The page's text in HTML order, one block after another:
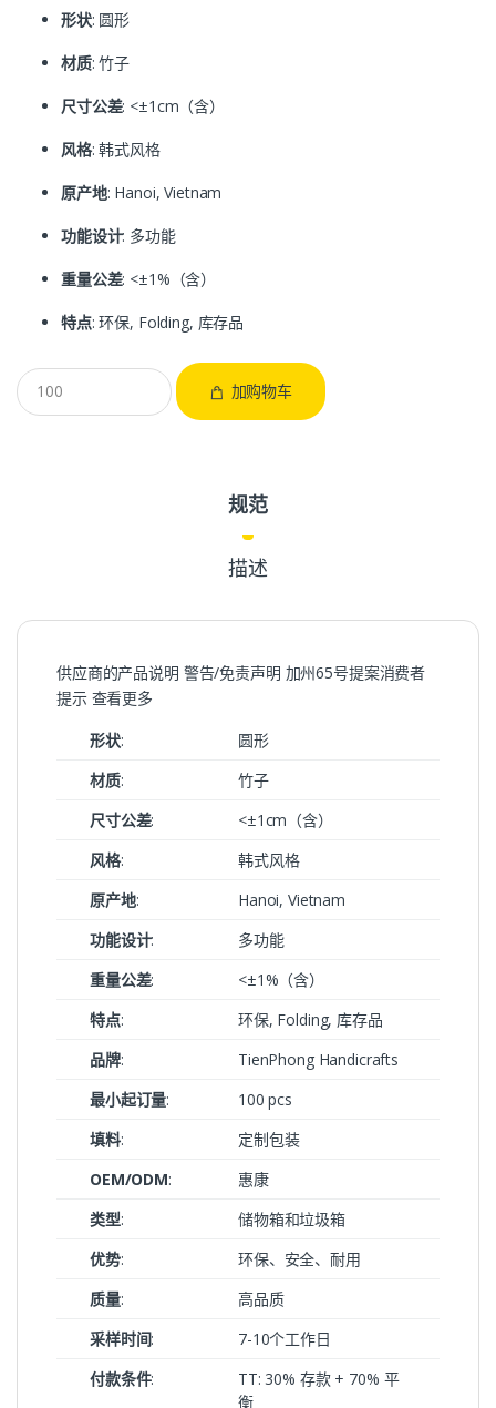
形状: 圆形
材质: 竹子
尺寸公差: <±1cm（含）
风格: 韩式风格
原产地: Hanoi, Vietnam
功能设计: 多功能
重量公差: <±1%（含）
特点: 环保, Folding, 库存品
加购物车
规范
描述
供应商的产品说明 警告/免责声明 加州65号提案消费者
提示 查看更多
形状:
圆形
材质:
竹子
尺寸公差:
<±1cm（含）
风格:
韩式风格
原产地:
Hanoi, Vietnam
功能设计:
多功能
重量公差:
<±1%（含）
特点:
环保, Folding, 库存品
品牌:
TienPhong Handicrafts
最小起订量:
100 pcs
填料:
定制包装
OEM/ODM:
惠康
类型:
储物箱和垃圾箱
优势:
环保、安全、耐用
质量:
高品质
采样时间:
7-10个工作日
付款条件:
TT: 30% 存款 + 70% 平
衡